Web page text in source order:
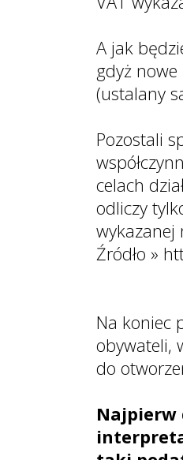
A jak
gdyż nowe
(ustalany
Pozostali
celach
odliczy
wykazanej
Źródło »
Na koniec
obywateli,
do
Najpierw